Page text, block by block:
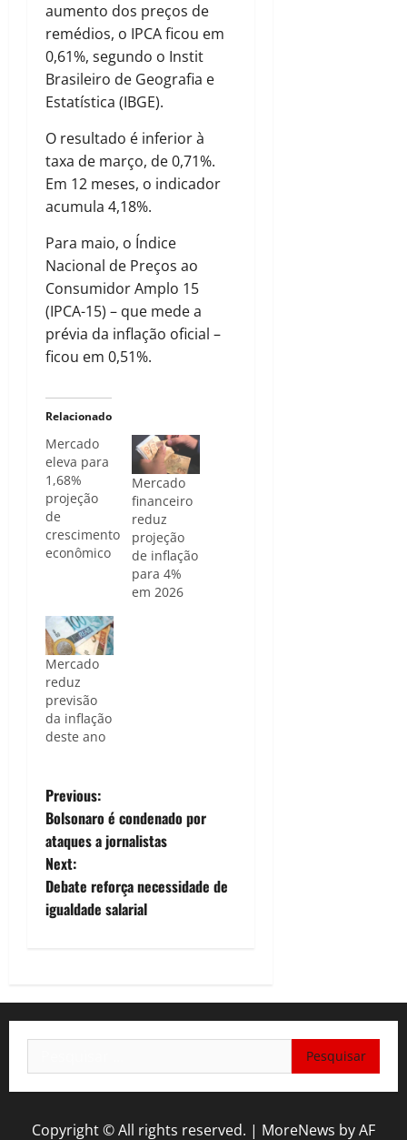
aumento dos preços de
remédios, o IPCA ficou em
0,61%, segundo o Instit
Brasileiro de Geografia e
Estatística (IBGE).
O resultado é inferior à
taxa de março, de 0,71%.
Em 12 meses, o indicador
acumula 4,18%.
Para maio, o Índice
Nacional de Preços ao
Consumidor Amplo 15
(IPCA-15) – que mede a
prévia da inflação oficial –
ficou em 0,51%.
Relacionado
Mercado
eleva para
1,68%
projeção
de
crescimento
econômico
Mercado
financeiro
reduz
projeção
de inflação
para 4%
em 2026
Mercado
reduz
previsão
da inflação
deste ano
P
o
s
t
a
v
i
Previous:
Bolsonaro é condenado por
ataques a jornalistas
Next:
Debate reforça necessidade de
igualdade salarial
por:
Copyright © All rights reserved. | MoreNews by AF